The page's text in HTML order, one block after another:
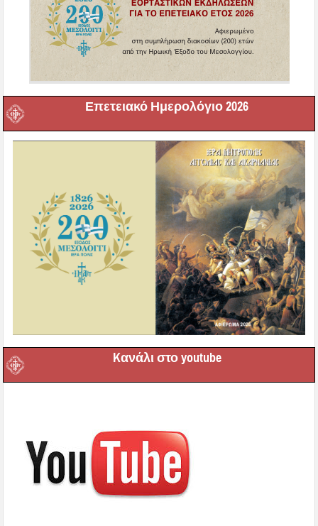
Επετειακό Ημερολόγιο 2026
Kανάλι στο youtube